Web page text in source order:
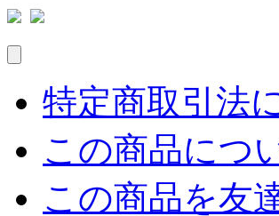
特定商取引法
この商品につ
この商品を友